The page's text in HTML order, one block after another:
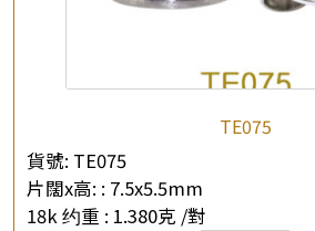
TE075
貨號: TE075
片闊x高: : 7.5x5.5mm
18k 约重 : 1.380克 /對